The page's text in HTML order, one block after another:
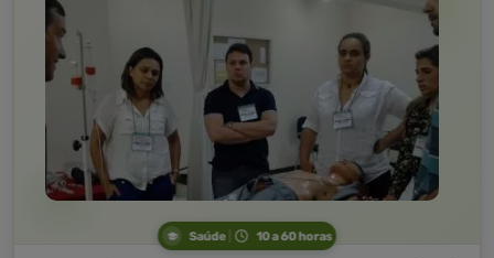
Saúde 10 a 60 horas